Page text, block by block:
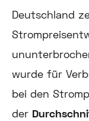
Deutschland
wurde für
bei den
der